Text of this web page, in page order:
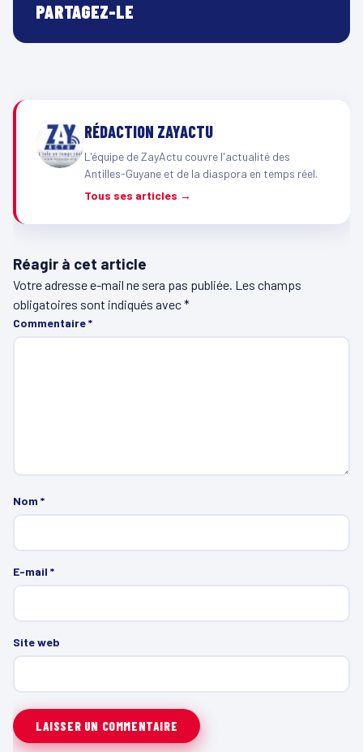
PARTAGEZ-LE
RÉDACTION ZAYACTU
L'équipe de ZayActu couvre l'actualité des
Antilles-Guyane et de la diaspora en temps réel.
Tous ses articles →
Réagir à cet article
Votre adresse e-mail ne sera pas publiée. Les champs
obligatoires sont indiqués avec*
Commentaire*
Nom *
E-mail *
Site web